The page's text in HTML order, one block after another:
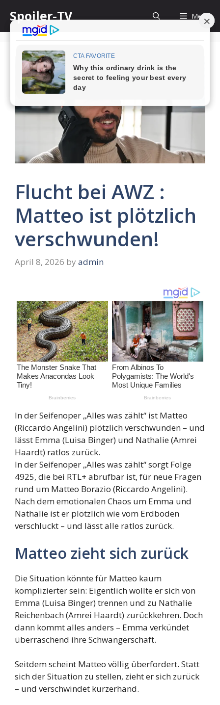
content
Spoiler-TV Menu
Flucht bei AWZ :
Matteo ist plötzlich
verschwunden!
April 8, 2026 by admin
In der Seifenoper „Alles was zählt“ ist Matteo
(Riccardo Angelini) plötzlich verschwunden – und
lässt Emma (Luisa Binger) und Nathalie (Amrei
Haardt) ratlos zurück.
In der Seifenoper „Alles was zählt“ sorgt Folge
4925, die bei RTL+ abrufbar ist, für neue Fragen
rund um Matteo Borazio (Riccardo Angelini).
Nach dem emotionalen Chaos um Emma und
Nathalie ist er plötzlich wie vom Erdboden
verschluckt – und lässt alle ratlos zurück.
Matteo zieht sich zurück
Die Situation könnte für Matteo kaum
komplizierter sein: Eigentlich wollte er sich von
Emma (Luisa Binger) trennen und zu Nathalie
Reichenbach (Amrei Haardt) zurückkehren. Doch
dann kommt alles anders – Emma verkündet
überraschend ihre Schwangerschaft.
Seitdem scheint Matteo völlig überfordert. Statt
sich der Situation zu stellen, zieht er sich zurück
– und verschwindet kurzerhand.